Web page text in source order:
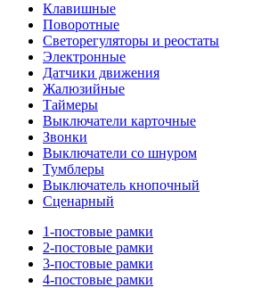
Клавишные
Поворотные
Светорегуляторы и реостаты
Электронные
Датчики движения
Жалюзийные
Таймеры
Выключатели карточные
Звонки
Выключатели со шнуром
Тумблеры
Выключатель кнопочный
Сценарный
1-постовые рамки
2-постовые рамки
3-постовые рамки
4-постовые рамки